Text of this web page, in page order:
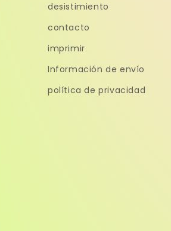
desistimiento
contacto
imprimir
Información de envío
política de privacidad